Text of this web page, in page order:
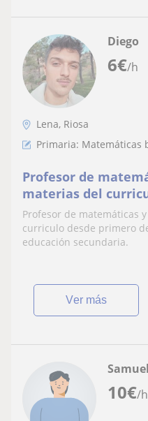
6€/h
Diego
Lena, Riosa
Primaria: Matemáticas
Profesor de
materias del
primaria hasta
secundaria
Profesor de matemáticas
curriculo desde primero
educación secundaria.
ver más
10€/h
Samuel